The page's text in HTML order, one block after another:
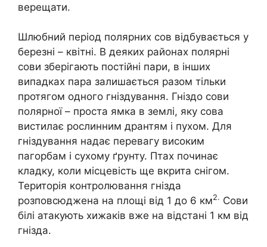
верещати.
Шлюбний період полярних сов відбувається у
березні – квітні. В деяких районах полярні
сови зберігають постійні пари, в інших
випадках пара залишається разом тільки
протягом одного гніздування. Гніздо сови
полярної – проста ямка в землі, яку сова
вистилає рослинним дрантям і пухом. Для
гніздування надає перевагу високим
пагорбам і сухому ґрунту. Птах починає
кладку, коли місцевість ще вкрита снігом.
Територія контролювання гнізда
розповсюджена на площі від 1 до 6 км2. Сови
білі атакують хижаків вже на відстані 1 км від
гнізда.